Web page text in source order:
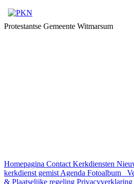
Protestantse Gemeente Witmarsum
Homepagina Contact Kerkdiensten
kerkdienst gemist Agenda Fotoalbum
& Plaatselijke regeling Privacyverklaring